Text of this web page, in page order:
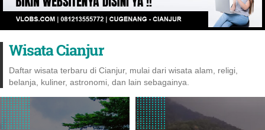
Wisata Cianjur
Daftar wisata terbaru di Cianjur, mulai dari wisata alam, religi,
belanja, kuliner, astronomi, dan lain sebagainya.